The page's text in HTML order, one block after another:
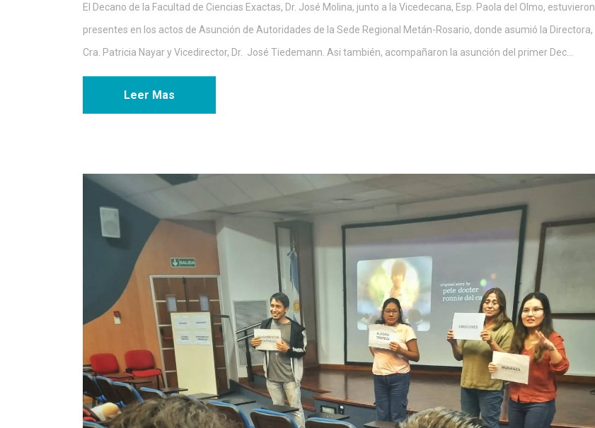
El Decano de la Facultad de Ciencias Exactas, Dr. José Molina, junto a la Vicedecana, Esp. Paola del Olmo, estuvieron
presentes en los actos de Asunción de Autoridades de la Sede Regional Metán-Rosario, donde asumió la Directora,
Cra. Patricia Nayar y Vicedirector, Dr. José Tiedemann. Asi también, acompañaron la asunción del primer Dec...
Leer Mas